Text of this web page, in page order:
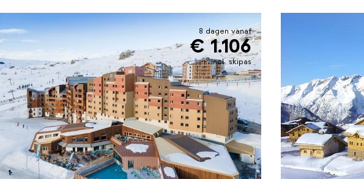
8 dagen vanaf
€ 1.106
incl. skipas